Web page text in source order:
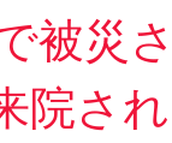
被災
院さ